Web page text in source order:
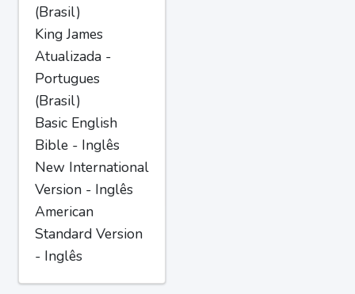
(Brasil)
King James
Atualizada -
Portugues
(Brasil)
Basic English
Bible - Inglês
New International
Version - Inglês
American
Standard Version
- Inglês